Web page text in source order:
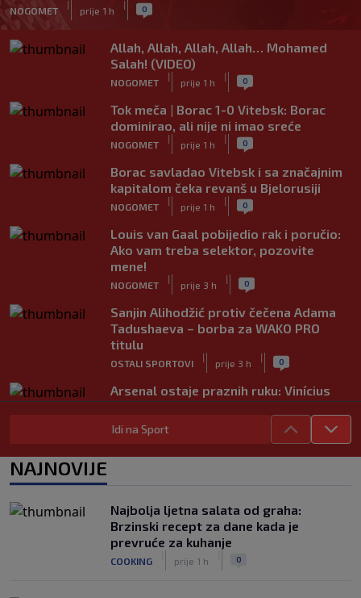
NOGOMET
|
prije 1 h
| 0
Allah, Allah, Allah, Allah… Mohamed
Salah! (VIDEO)
NOGOMET
|
prije 1 h
| 0
Tok meča | Borac 1-0 Vitebsk: Borac
dominirao, ali nije ni imao sreće
NOGOMET
|
prije 1 h
| 0
Borac savladao Vitebsk i sa značajnim
kapitalom čeka revanš u Bjelorusiji
NOGOMET
|
prije 1 h
| 0
Louis van Gaal pobijedio rak i poručio:
Ako vam treba selektor, pozovite
mene!
NOGOMET
|
prije 3 h
| 0
Sanjin Alihodžić protiv čečena Adama
Tadushaeva – borba za WAKO PRO
titulu
OSTALI SPORTOVI
|
prije 3 h
| 0
Arsenal ostaje praznih ruku: Vinícius
Júnior i Real Madrid postigli dogovor
NOGOMET
NOGOMET
| | 0
Izvinjenje s elementima prijetnje i
„gomila slabića“ u UEFA-i
Idi na Sport
NAJNOVIJE
Najbolja ljetna salata od graha:
Brzinski recept za dane kada je
prevruće za kuhanje
COOKING prije 1 h 0